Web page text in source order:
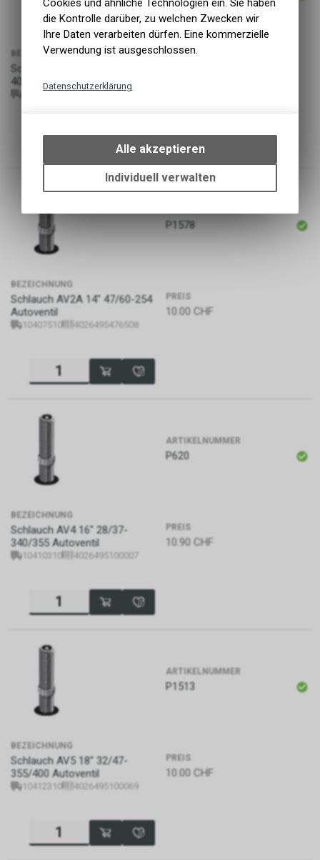
BEZEICHNUNG
Schlauch AV19 27.5-29"
40/62-584/635 Autoventil
10430340 4026495099646
P1578
BEZEICHNUNG
Schlauch AV2A 14" 47/60-254
Autoventil
10407510 4026495476508
PREIS
10.00 CHF
ARTIKELNUMMER
P620
BEZEICHNUNG
Schlauch AV4 16" 28/37-
340/355 Autoventil
10410310 4026495100007
PREIS
10.90 CHF
ARTIKELNUMMER
P1513
BEZEICHNUNG
Schlauch AV5 18" 32/47-
355/400 Autoventil
10412310 4026495100069
PREIS
10.00 CHF
die Kontrolle darüber, zu welchen Zwecken wir
Ihre Daten verarbeiten dürfen. Eine kommerzielle
Verwendung ist ausgeschlossen.
Datenschutzerklärung
bestimmte Interaktionen und
Einstellungen auf Ihrem Gerät,
um die grundlegenden
Funktionen unseres Online-
des Warenkorbs, zu
zulassen.
Alle akzeptieren
Individuell verwalten